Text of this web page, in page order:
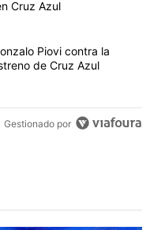
Cruz Azul
contundente queja de
Piovi contra la
de Cruz Azul
Gestionado por